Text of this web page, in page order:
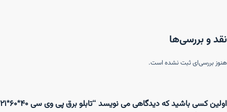
نقد و بررسی‌ها
هنوز بررسی‌ای ثبت نشده است.
اولین کسی باشید که دیدگاهی می نویسد “تابلو برق پی وی سی ۴۰*۶۰*۲۱